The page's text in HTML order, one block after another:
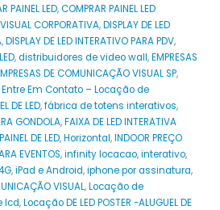
PAINEL LED,COMPRAR PAINEL LED
CORPORATIVA,DISPLAY DE LED
,DISPLAY DE LED INTERATIVO PARA PDV,
,distribuidores de video wall,EMPRESAS
DE COMUNICAÇÃO VISUAL SP,
Entre Em Contato – Locação de
DE LED,fábrica de totens interativos,
GONDOLA,FAIXA DE LED INTERATIVA
DE LED,Horizontal,INDOOR PREÇO
EVENTOS,infinity locacao,interativo,
,iPad e Android,iphone por assinatura,
VISUAL,Locação de
lcd,Locação DE LED POSTER -ALUGUEL DE